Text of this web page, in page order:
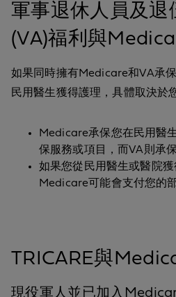
軍事退休人員及退
(VA)福利與
如果同時擁有Medicare和VA承
民用醫生獲得護理，具體取決於
Medicare承保您在民用醫
保服務或項目，而VA則承
如果您從民用醫生或醫院獲
Medicare可能會支付您的
TRICARE與
現役軍人並已加入